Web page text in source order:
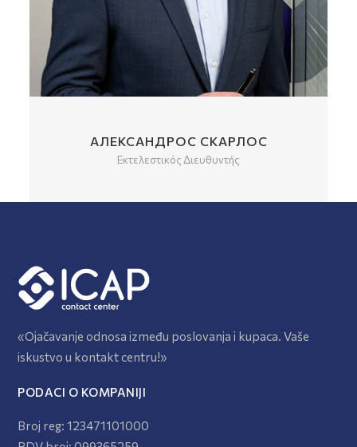
ΙΩΆΝΝΗΣ ΜΠΡΊΚΑΣ
Operations Senior Manager
«Ojačavanje odnosa između poslovanja i kupaca. Vaše
iskustvo u kontakt centru!»
PODACI O KOMPANIJI
Broj reg: 123471101000